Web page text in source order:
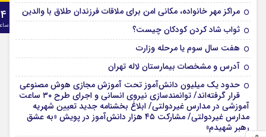
مراکز مهر خانواده، مکانی امن برای ملاقات فرزندان طلاق با والدین
ثواب شاد کردن کودکان چیست؟
هفت سال سوم یا مرحله وزارت
آدرس و مشخصات بیمارستان لاله تهران
حدود یک میلیون دانش‌آموز تحت آموزش مجازی هوش مصنوعی
قرار گرفته‌اند/ توانمندسازی نیروی انسانی و اجرای طرح ۳۰ ساعت
آموزشی در مدارس غیردولتی/ ابلاغ بخشنامه جدید تعیین شهریه
مدارس غیردولتی/ مشارکت ۴۵ هزار دانش‌آموز در پویش «به عشق
رهبر شهیدم»